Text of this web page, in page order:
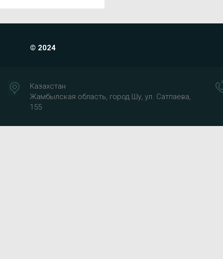
© 2024
Казахстан
Жамбылская область, город Шу, ул. Сатпаева,
155